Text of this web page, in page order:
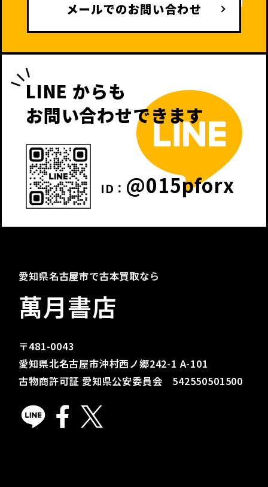
メールでのお問い合わせ
LINE からも
お問い合わせできます
ID： @015pforx
愛知県名古屋市で古本買取なら
萬月書店
〒481-0043
愛知県北名古屋市沖村西ノ郷242-1 A-101
古物商許可証 愛知県公安委員会 542550501500